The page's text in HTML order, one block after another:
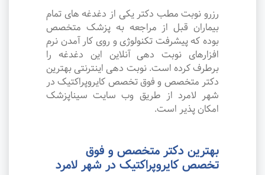
رزرو نوبت مطب دکتر یکی از دغدغه های تمام
بیماران قبل از مراجعه به پزشک متخصص
بوده که پیشرفت تکنولوژی و روی کار آمدن نرم
افزارهای نوبت دهی آنلاین این دغدغه را
برطرف کرده است. نوبت دهی اینترنتی بهترین
دکتر متخصص و فوق تخصص کایروپراکتیک در
شهر لامرد از طریق وب سایت سیناپزشک
امکان پذیر است.
بهترین دکتر متخصص و فوق
تخصص کایروپراکتیک در شهر لامرد